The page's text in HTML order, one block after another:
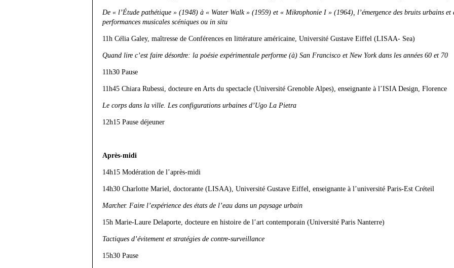
De « l’Étude pathétique » (1948) à « Water Walk » (1959) et « Mikrophonie I » (1964), l’émergence des bruits urbains et
performances musicales scéniques ou in situ
11h Célia Galey, maîtresse de Conférences en littérature américaine, Université Gustave Eiffel (LISAA- Sea)
Quand lire c’est faire désordre: la poésie expérimentale performe (à) San Francisco et New York dans les années 60 et 70
11h30 Pause
11h45 Chiara Rubessi, docteure en Arts du spectacle (Université Grenoble Alpes), enseignante à l’ISIA Design, Florence
Le corps dans la ville. Les configurations urbaines d’Ugo La Pietra
12h15 Pause déjeuner
Après-midi
14h15 Modération de l’après-midi
14h30 Charlotte Mariel, doctorante (LISAA), Université Gustave Eiffel, enseignante à l’université Paris-Est Créteil
Marcher. Faire l’expérience des états de l’eau dans un paysage urbain
15h Marie-Laure Delaporte, docteure en histoire de l’art contemporain (Université Paris Nanterre)
Tactiques d’évitement et stratégies de contre-surveillance
15h30 Pause